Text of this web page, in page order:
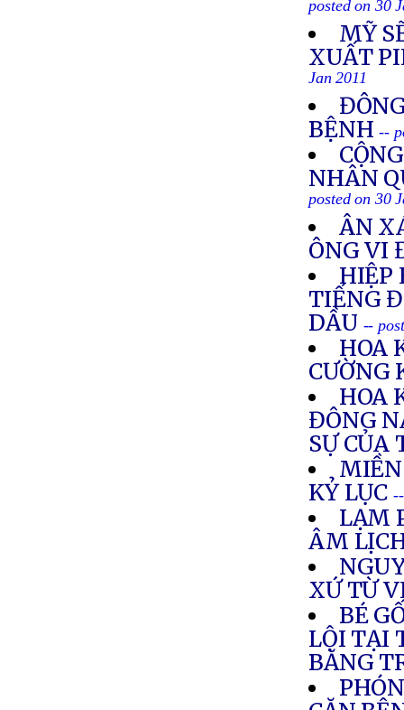
posted on 30
MỸ
XUẤT
Jan 2011
BỆNH --
NHÂN
posted on 30
ÂN
ÔNG VI
HIỆP
TIẾNG
DẦU --
HOA
CƯỜNG
HOA
ĐÔNG
SỰ CỦA
KỶ LỤC
LẠM
ÂM
XỨ TỪ
BÉ
LỘI TẠI
BĂNG